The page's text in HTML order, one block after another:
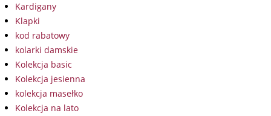
Kardigany
Klapki
kod rabatowy
kolarki damskie
Kolekcja basic
Kolekcja jesienna
kolekcja masełko
Kolekcja na lato